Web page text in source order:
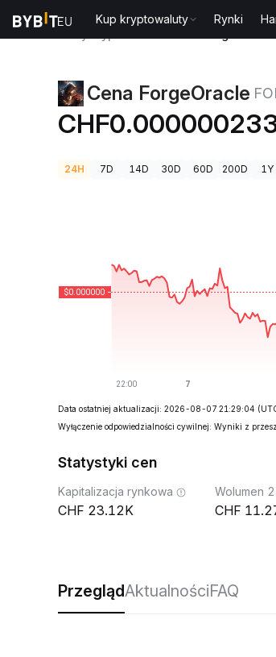
Kup kryptowaluty Rynki
Cena ForgeOracle
24H 7D 14D 30D 60D 200D 1Y
Data ostatniej aktualizacji: 2026-08-07 21:29:04
Wyłączenie odpowiedzialności cywilnej: Wyniki z
Statystyki cen
Kapitalizacja rynkowa
23.12K
Wolumen
PrzeglądAktualnościFAQ